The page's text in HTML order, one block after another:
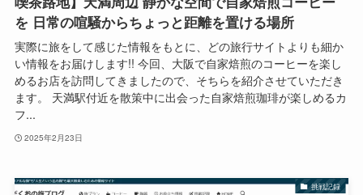
を 日常の喧騒からちょっと距離を置ける場所
実際に旅をして感じた情報をもとに、どの旅行サイトよりも細か
い情報をお届けします!! 今回、大阪で自家焙煎のコーヒーを楽し
めるお店を訪問してきましたので、そちらを紹介させていただき
ます。 天満駅付近を散策中に出会った自家焙煎珈琲が楽しめるカ
フ...
2025年2月23日
挑戦記録